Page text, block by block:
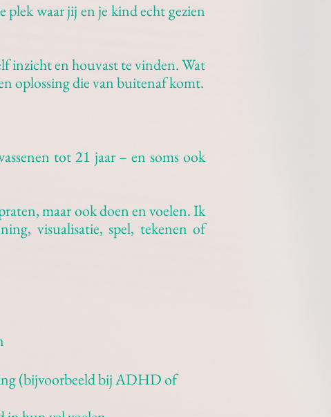
plek waar jij en je kind echt gezien
inzicht en houvast te vinden. Wat
oplossing die van buitenaf komt.
tot 21 jaar – en soms ook
maar ook doen en voelen. Ik
visualisatie, spel, tekenen of
(bijvoorbeeld bij ADHD of